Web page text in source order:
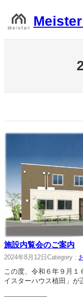
を
施設内覧会のご案内
2024年8月12日 Category :
この度、令和６年９月１
イスターハウス植田」